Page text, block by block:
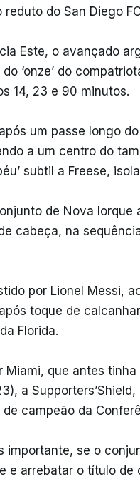
do San Diego
Este, o avançado
‘onze’ do
14, 23 e 90 minutos.
um passe longo
a um centro do
subtil a Freese,
de Nova Iorque
cabeça, na
por Lionel Messi,
toque de
Florida.
que antes
a
campeão da
importante, se o
e arrebatar o título de